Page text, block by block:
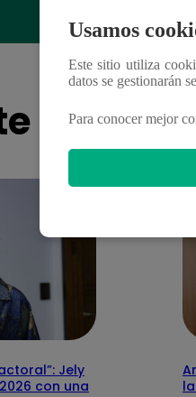
puede
Jely
con una
Usamos
Este sitio utiliza
datos se gestionarán
Para conocer mejor